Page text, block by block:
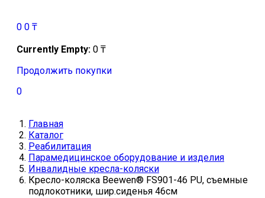
0 0 ₸
Currently Empty: 0 ₸
Продолжить покупки
0
Главная
Каталог
Реабилитация
Парамедицинское оборудование и изделия
Инвалидные кресла-коляски
Кресло-коляска Beewen® FS901-46 PU, съемные
подлокотники, шир.сиденья 46см